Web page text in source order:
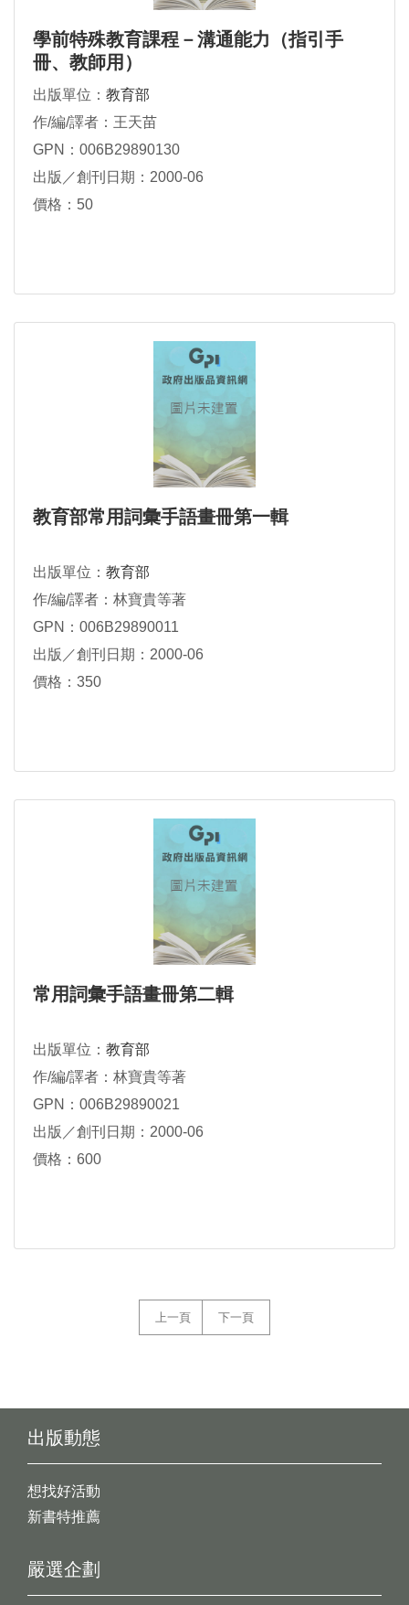
學前特殊教育課程－溝通能力（指引手
冊、教師用）
出版單位： 教育部
作/編/譯者：王天苗
GPN：006B29890130
出版／創刊日期：2000-06
價格：50
教育部常用詞彙手語畫冊第一輯
出版單位： 教育部
作/編/譯者：林寶貴等著
GPN：006B29890011
出版／創刊日期：2000-06
價格：350
常用詞彙手語畫冊第二輯
出版單位： 教育部
作/編/譯者：林寶貴等著
GPN：006B29890021
出版／創刊日期：2000-06
價格：600
上一頁 下一頁
出版動態
想找好活動
新書特推薦
嚴選企劃